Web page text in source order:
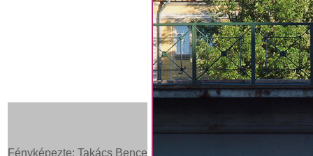
Fényképezte: Takács Bence